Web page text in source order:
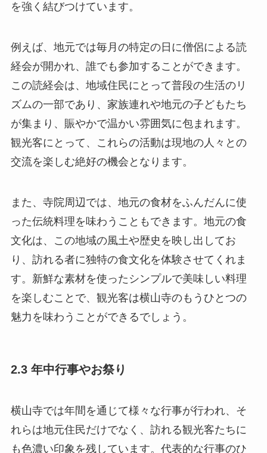
を強く結びつけています。
例えば、地元では毎月の特定の日に僧侶による読
経会が開かれ、誰でも参加することができます。
この読経会は、地域住民にとって普段の生活のリ
ズムの一部であり、家族連れや地元の子どもたち
が集まり、賑やかで温かい雰囲気に包まれます。
観光客にとって、これらの活動は現地の人々との
交流を楽しむ絶好の機会となります。
また、寺院周辺では、地元の食材をふんだんに使
った伝統料理を味わうこともできます。地元の食
文化は、この地域の風土や歴史を映し出してお
り、訪れる者に独特の食文化を体験させてくれま
す。新鮮な素材を使ったシンプルで美味しい料理
を楽しむことで、観光客は横山寺のもうひとつの
魅力を味わうことができるでしょう。
2.3 年中行事やお祭り
横山寺では年間を通じて様々な行事が行われ、そ
れらは地元住民だけでなく、訪れる観光客たちに
も色濃い印象を残しています。代表的な行事のひ